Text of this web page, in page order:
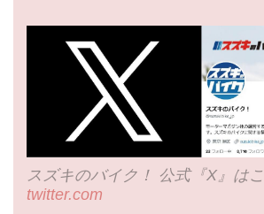
スズキのバイク！ 公式『X』は
twitter.com